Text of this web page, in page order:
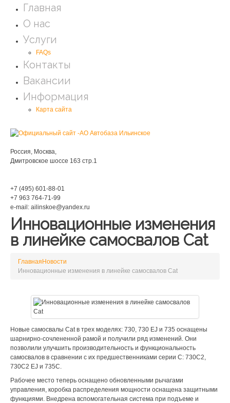
Главная
О нас
Услуги
FAQs
Контакты
Вакансии
Информация
Карта сайта
Россия, Москва,
Дмитровское шоссе 163 стр.1
+7 (495) 601-88-01
+7 963 764-71-99
e-mail: ailinskoe@yandex.ru
Инновационные изменения
в линейке самосвалов Cat
Главная Новости
Инновационные изменения в линейке самосвалов Cat
Новые самосвалы Cat в трех моделях: 730, 730 EJ и 735 оснащены
шарнирно-сочлененной рамой и получили ряд изменений. Они
позволили улучшить производительность и функциональность
самосвалов в сравнении с их предшественниками серии С: 730C2,
730C2 EJ и 735C.
Рабочее место теперь оснащено обновленными рычагами
управления, коробка распределения мощности оснащена защитными
функциями. Внедрена вспомогательная система при подъеме и